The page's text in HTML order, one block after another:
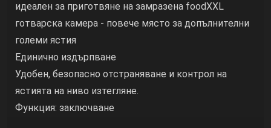
идеален за приготвяне на замразена foodXXL
готварска камера - повече място за допълнителни
големи ястия
Единично издърпване
Удобен, безопасно отстраняване и контрол на
ястията на ниво изтегляне.
Функция: заключване